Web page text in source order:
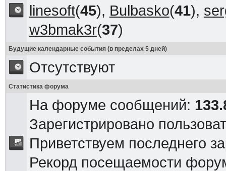
linesoft(45), Bulbasko(41),
w3bmak3r(37)
Будущие календарные события (в пределах 5 дней)
Отсутствуют
Статистика форума
На форуме сообщений:
Зарегистрировано
Приветствуем последнего
Рекорд посещаемости